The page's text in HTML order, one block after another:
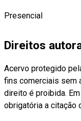
Presencial
Direitos
Acervo protegido
fins comerciais sem
direito é proibida.
obrigatória a citação